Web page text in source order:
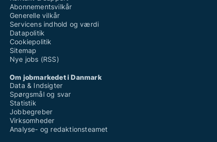
Abonnementsvilkår
Generelle vilkår
Servicens indhold og værdi
Datapolitik
Cookiepolitik
Sitemap
Nye jobs (RSS)
Om jobmarkedet i Danmark
Data & Indsigter
Spørgsmål og svar
Statistik
Jobbegreber
Virksomheder
Analyse- og redaktionsteamet